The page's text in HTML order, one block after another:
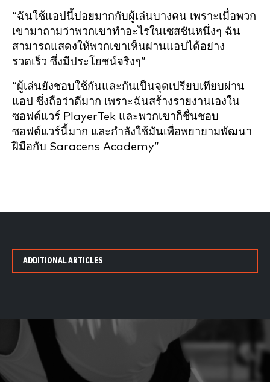
“ฉันใช้แอปนี้บ่อยมากกับผู้เล่นบางคน เพราะเมื่อพวก
เขามาถามว่าพวกเขาทำอะไรในเซสชันหนึ่งๆ ฉัน
สามารถแสดงให้พวกเขาเห็นผ่านแอปได้อย่าง
รวดเร็ว ซึ่งมีประโยชน์จริงๆ”
“ผู้เล่นยังชอบใช้กันและกันเป็นจุดเปรียบเทียบผ่าน
แอป ซึ่งถือว่าดีมาก เพราะฉันสร้างรายงานเองใน
ซอฟต์แวร์ PlayerTek และพวกเขาก็ชื่นชอบ
ซอฟต์แวร์นี้มาก และกำลังใช้มันเพื่อพยายามพัฒนา
ฝีมือกับ Saracens Academy”
ADDITIONAL ARTICLES